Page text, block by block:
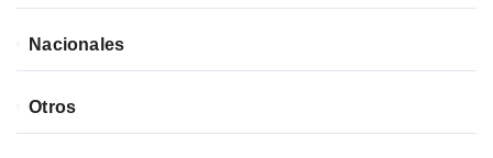
Nacionales
Otros